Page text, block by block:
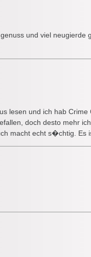
und viel neugierde
lesen und ich hab Crime
doch desto mehr
macht echt s�chtig. Es